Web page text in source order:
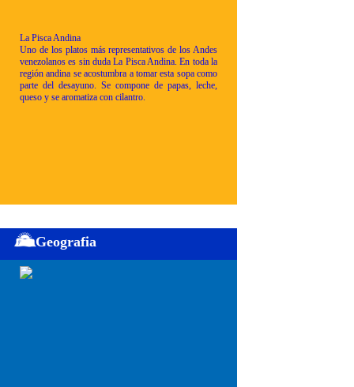
La Pisca Andina
Uno de los platos más representativos de los Andes
venezolanos es sin duda La Pisca Andina. En toda la
región andina se acostumbra a tomar esta sopa como
parte del desayuno. Se compone de papas, leche,
queso y se aromatiza con cilantro.
Geografia